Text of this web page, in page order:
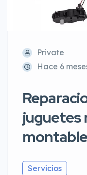
Private
Hace 6
juguetes
Servicios